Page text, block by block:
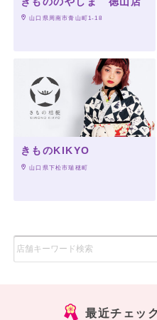
山口県周南市青山町1-18
きものKIKYO
山口県下松市瑞穂町
最近チェッ